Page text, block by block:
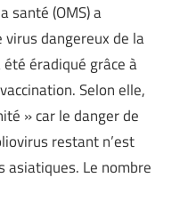
santé (OMS) a
virus dangereux de la
éradiqué grâce à
Selon elle,
» car le danger de
restant n’est
asiatiques. Le nombre